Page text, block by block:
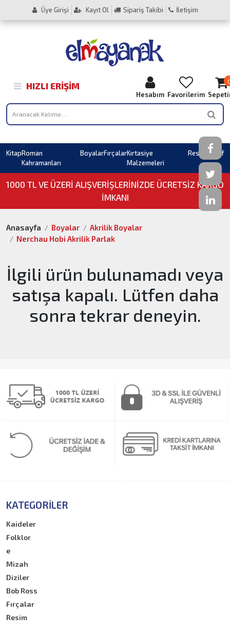
Üye Girişi Kayıt Ol Sipariş Takibi İletişim
HIZLI ERIŞIM
Hesabım Favorilerim
KitapRoman
Kahramanları
BoyalarFırçalarKırtasiye
Malzemeleri
Resim Sahaf
1000 TL VE ÜZERI ALIŞVERIŞLERINIZDE ÜCRETSİZ KARGO
İMKANI
Anasayfa Boyalar
Akrilik Boyalar
Nerchau Hobi Akrilik Parlak
İlgili ürün bulunamadı veya
satışa kapalı. Lütfen daha
sonra tekrar deneyin.
KATEGORILER
Kaideler
Folklor
e
Mizah
Diziler
Bob Ross
Fırçalar
Resim